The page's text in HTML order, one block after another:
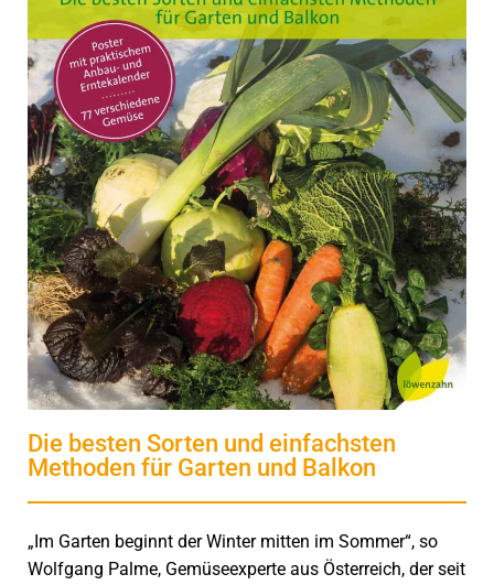
Die besten Sorten und einfachsten
Methoden für Garten und Balkon
„Im Garten beginnt der Winter mitten im Sommer“, so
Wolfgang Palme, Gemüseexperte aus Österreich, der seit